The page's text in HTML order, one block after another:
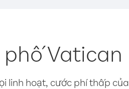
Vatican
linh hoạt, cước phí thấp của